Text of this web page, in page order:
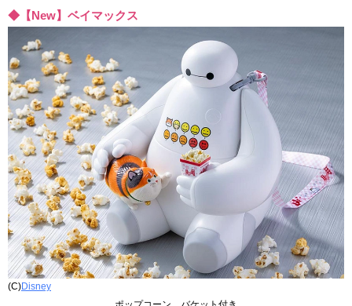
◆【New】ベイマックス
(C)Disney